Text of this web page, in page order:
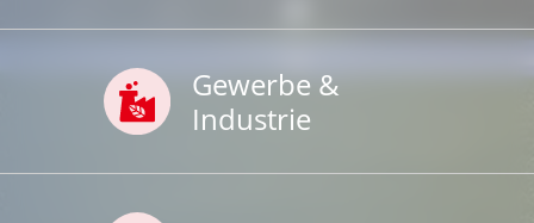
Gewerbe &
Industrie